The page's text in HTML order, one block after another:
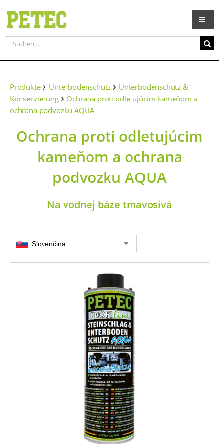
Inhalt
springen
Suche
nach:
Produkte Unterbodenschutz
Unterbodenschutz &
Konservierung
Ochrana proti odletujúcim kameňom a
ochrana podvozku AQUA
Ochrana proti odletujúcim
kameňom a ochrana
podvozku AQUA
Na vodnej báze tmavosivá
Slovenčina